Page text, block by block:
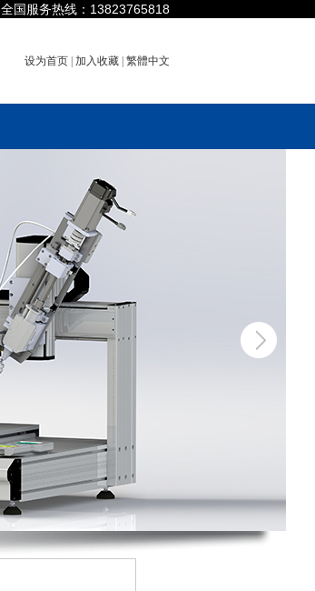
全国服务热线：13823765818
设为首页 加入收藏 繁體中文